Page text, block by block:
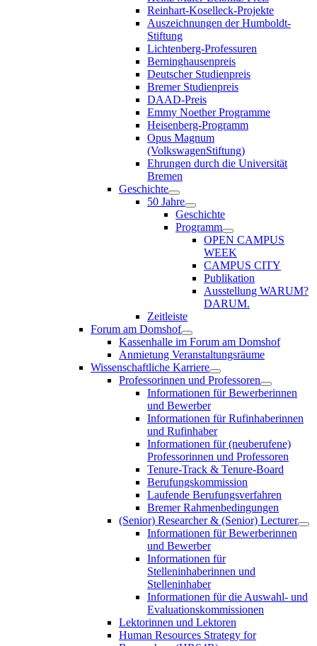
Reinhart-Koselleck-Projekte
Auszeichnungen der Humboldt-
Stiftung
Lichtenberg-Professuren
Berninghausenpreis
Deutscher Studienpreis
Bremer Studienpreis
DAAD-Preis
Emmy Noether Programme
Heisenberg-Programm
Opus Magnum
(VolkswagenStiftung)
Ehrungen durch die Universität
Bremen
Geschichte
50 Jahre
Geschichte
Programm
OPEN CAMPUS
WEEK
CAMPUS CITY
Publikation
Ausstellung WARUM?
DARUM.
Zeitleiste
Forum am Domshof
Kassenhalle im Forum am Domshof
Anmietung Veranstaltungsräume
Wissenschaftliche Karriere
Professorinnen und Professoren
Informationen für Bewerberinnen
und Bewerber
Informationen für Rufinhaberinnen
und Rufinhaber
Informationen für (neuberufene)
Professorinnen und Professoren
Tenure-Track & Tenure-Board
Berufungskommission
Laufende Berufungsverfahren
Bremer Rahmenbedingungen
(Senior) Researcher & (Senior) Lecturer
Informationen für Bewerberinnen
und Bewerber
Informationen für
Stelleninhaberinnen und
Stelleninhaber
Informationen für die Auswahl- und
Evaluationskommissionen
Lektorinnen und Lektoren
Human Resources Strategy for